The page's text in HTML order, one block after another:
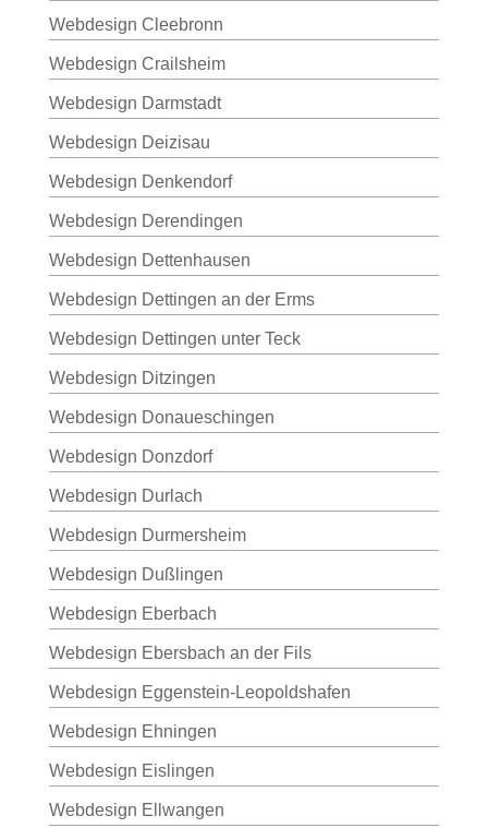
Webdesign Cleebronn
Webdesign Crailsheim
Webdesign Darmstadt
Webdesign Deizisau
Webdesign Denkendorf
Webdesign Derendingen
Webdesign Dettenhausen
Webdesign Dettingen an der Erms
Webdesign Dettingen unter Teck
Webdesign Ditzingen
Webdesign Donaueschingen
Webdesign Donzdorf
Webdesign Durlach
Webdesign Durmersheim
Webdesign Dußlingen
Webdesign Eberbach
Webdesign Ebersbach an der Fils
Webdesign Eggenstein-Leopoldshafen
Webdesign Ehningen
Webdesign Eislingen
Webdesign Ellwangen